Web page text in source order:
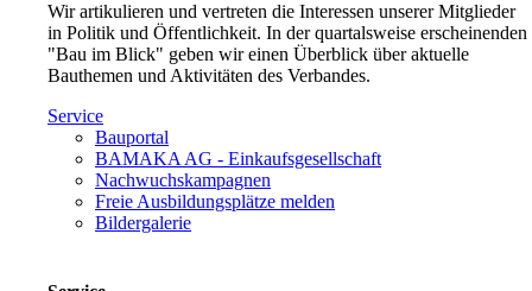
Wir artikulieren und vertreten die Interessen unserer Mitglieder
in Politik und Öffentlichkeit. In der quartalsweise erscheinenden
"Bau im Blick" geben wir einen Überblick über aktuelle
Bauthemen und Aktivitäten des Verbandes.
Service
Bauportal
BAMAKA AG - Einkaufsgesellschaft
Nachwuchskampagnen
Freie Ausbildungsplätze melden
Bildergalerie